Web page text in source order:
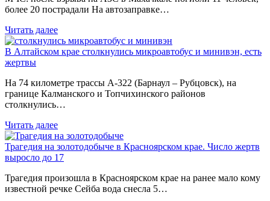
более 20 пострадали На автозаправке…
Читать далее
В Алтайском крае столкнулись микроавтобус и минивэн, есть
жертвы
На 74 километре трассы А-322 (Барнаул – Рубцовск), на
границе Калманского и Топчихинского районов
столкнулись…
Читать далее
Трагедия на золотодобыче в Красноярском крае. Число жертв
выросло до 17
Трагедия произошла в Красноярском крае на ранее мало кому
известной речке Сейба вода снесла 5…